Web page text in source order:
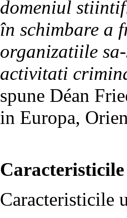
domeniul
în schimbare a
organizatiile
activitati
spune Déan
in Europa,
Caracteristicile
Caracteristicile